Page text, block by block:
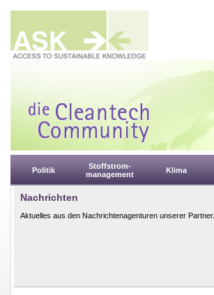
Politik
Stoffstrom-
management
Klima
Nachrichten
Aktuelles aus den Nachrichtenagenturen unserer Partner.